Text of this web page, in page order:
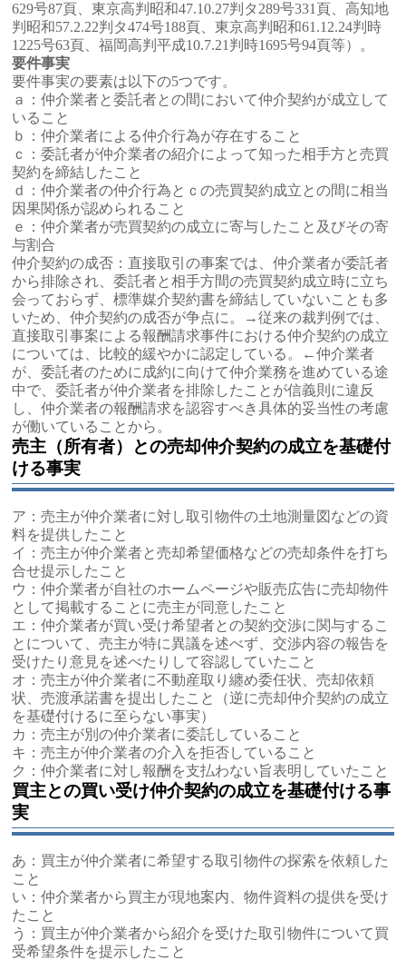
629号87頁、東京高判昭和47.10.27判タ289号331頁、高知地
判昭和57.2.22判タ474号188頁、東京高判昭和61.12.24判時
1225号63頁、福岡高判平成10.7.21判時1695号94頁等）。
要件事実
要件事実の要素は以下の5つです。
ａ：仲介業者と委託者との間において仲介契約が成立して
いること
ｂ：仲介業者による仲介行為が存在すること
ｃ：委託者が仲介業者の紹介によって知った相手方と売買
契約を締結したこと
ｄ：仲介業者の仲介行為とｃの売買契約成立との間に相当
因果関係が認められること
ｅ：仲介業者が売買契約の成立に寄与したこと及びその寄
与割合
仲介契約の成否：直接取引の事案では、仲介業者が委託者
から排除され、委託者と相手方間の売買契約成立時に立ち
会っておらず、標準媒介契約書を締結していないことも多
いため、仲介契約の成否が争点に。→従来の裁判例では、
直接取引事案による報酬請求事件における仲介契約の成立
については、比較的緩やかに認定している。←仲介業者
が、委託者のために成約に向けて仲介業務を進めている途
中で、委託者が仲介業者を排除したことが信義則に違反
し、仲介業者の報酬請求を認容すべき具体的妥当性の考慮
が働いていることから。
売主（所有者）との売却仲介契約の成立を基礎付
ける事実
ア：売主が仲介業者に対し取引物件の土地測量図などの資
料を提供したこと
イ：売主が仲介業者と売却希望価格などの売却条件を打ち
合せ提示したこと
ウ：仲介業者が自社のホームページや販売広告に売却物件
として掲載することに売主が同意したこと
エ：仲介業者が買い受け希望者との契約交渉に関与するこ
とについて、売主が特に異議を述べず、交渉内容の報告を
受けたり意見を述べたりして容認していたこと
オ：売主が仲介業者に不動産取り纏め委任状、売却依頼
状、売渡承諾書を提出したこと（逆に売却仲介契約の成立
を基礎付けるに至らない事実）
カ：売主が別の仲介業者に委託していること
キ：売主が仲介業者の介入を拒否していること
ク：仲介業者に対し報酬を支払わない旨表明していたこと
買主との買い受け仲介契約の成立を基礎付ける事
実
あ：買主が仲介業者に希望する取引物件の探索を依頼した
こと
い：仲介業者から買主が現地案内、物件資料の提供を受け
たこと
う：買主が仲介業者から紹介を受けた取引物件について買
受希望条件を提示したこと